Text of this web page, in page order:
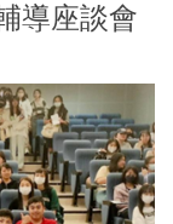
導座談會